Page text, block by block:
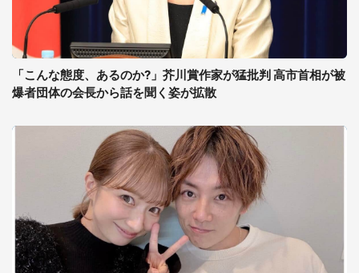
「こんな態度、あるのか?」芥川賞作家が猛批判 高市首相が被
爆者団体の会長から話を聞く姿が拡散